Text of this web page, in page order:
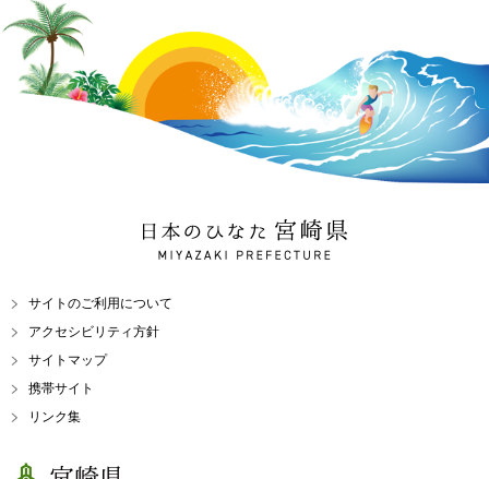
日本のひなた 宮崎県
MIYAZAKI PREFECTURE
サイトのご利用について
アクセシビリティ方針
サイトマップ
携帯サイト
リンク集
宮崎県